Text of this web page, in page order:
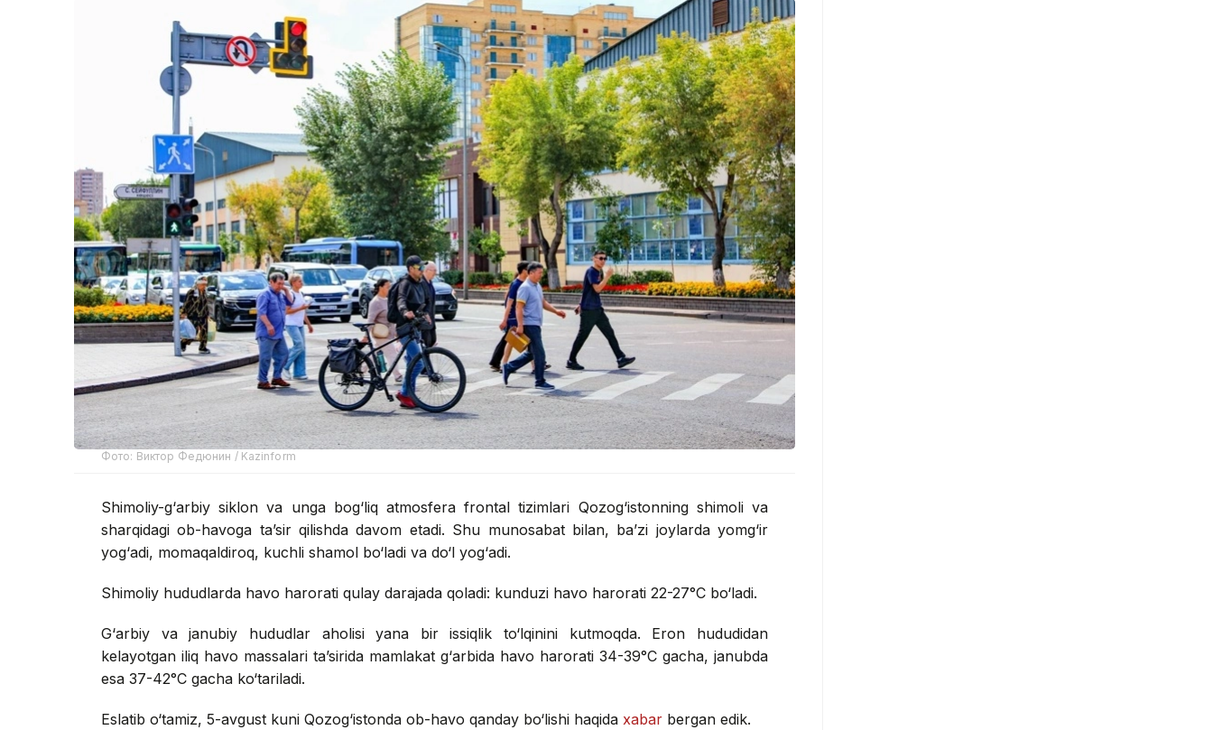
Фото: Виктор Федюнин / Kazinform
Shimoliy-g‘arbiy siklon va unga bog‘liq atmosfera frontal tizimlari Qozog‘istonning shimoli va
sharqidagi ob-havoga ta’sir qilishda davom etadi. Shu munosabat bilan, ba’zi joylarda yomg‘ir
yog‘adi, momaqaldiroq, kuchli shamol bo‘ladi va do‘l yog‘adi.
Shimoliy hududlarda havo harorati qulay darajada qoladi: kunduzi havo harorati 22-27°C bo‘ladi.
G‘arbiy va janubiy hududlar aholisi yana bir issiqlik to‘lqinini kutmoqda. Eron hududidan
kelayotgan iliq havo massalari ta’sirida mamlakat g‘arbida havo harorati 34-39°C gacha, janubda
esa 37-42°C gacha ko‘tariladi.
Eslatib o‘tamiz, 5-avgust kuni Qozog‘istonda ob-havo qanday bo‘lishi haqida xabar bergan edik.